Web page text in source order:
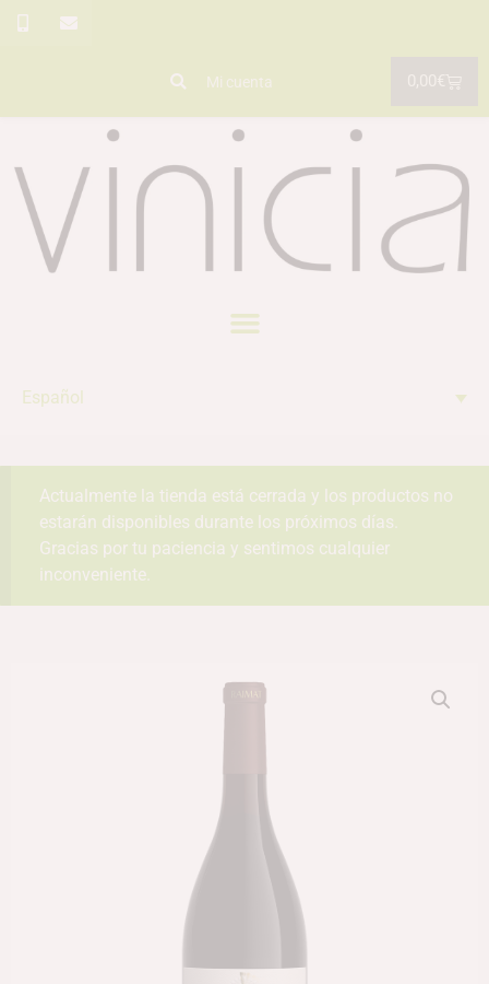
Mi cuenta
Español
Actualmente la tienda está cerrada y los productos no
estarán disponibles durante los próximos días.
Gracias por tu paciencia y sentimos cualquier
inconveniente.